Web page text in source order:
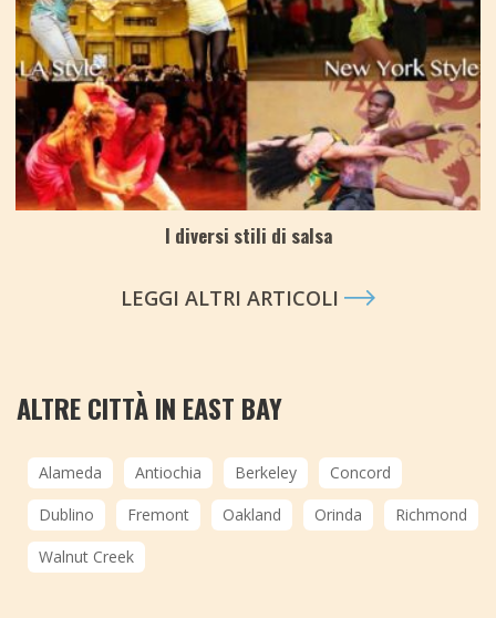
I diversi stili di salsa
LEGGI ALTRI ARTICOLI
ALTRE CITTÀ IN EAST BAY
Alameda Antiochia Berkeley
Concord
Dublino
Fremont Oakland Orinda
Richmond
Walnut Creek